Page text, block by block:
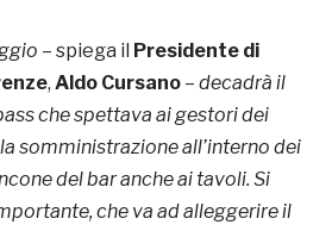
– spiega il Presidente di
, Aldo Cursano– decadrà il
che spettava ai gestori dei
somministrazione all’interno dei
del bar anche ai tavoli. Si
che va ad alleggerire il